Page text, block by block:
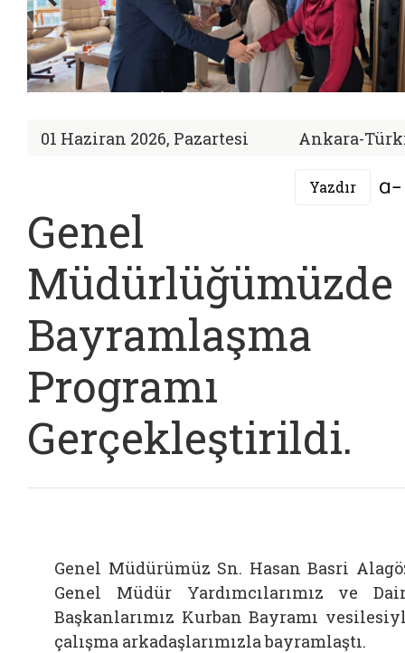
01 Haziran 2026, Pazartesi Ankara-
Yazdır
Genel
Müdürlüğümüzde
Bayramlaşma
Programı
Gerçekleştirildi.
Genel Müdürümüz Sn. Hasan Basri
Genel Müdür Yardımcılarımız ve
Başkanlarımız Kurban Bayramı
çalışma arkadaşlarımızla bayramlaştı.